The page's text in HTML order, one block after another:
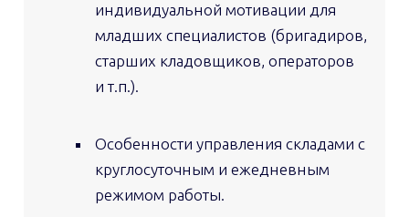
индивидуальной мотивации для
младших специалистов (бригадиров,
старших кладовщиков, операторов
и т.п.).
Особенности управления складами с
круглосуточным и ежедневным
режимом работы.